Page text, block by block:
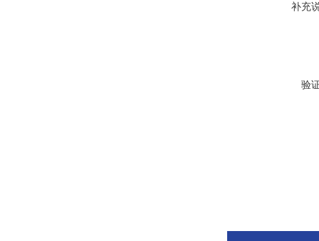
补充
验